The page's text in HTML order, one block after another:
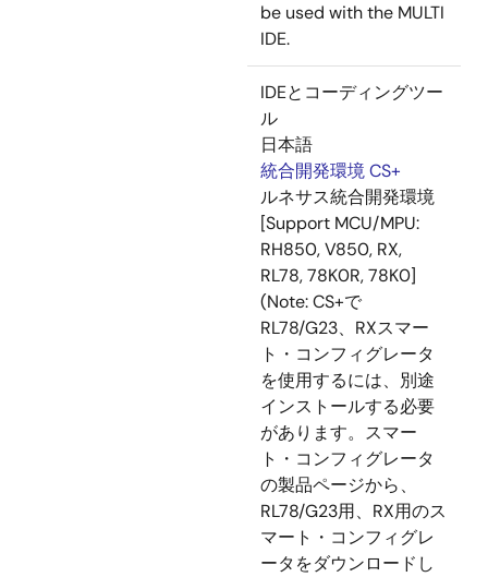
be used with the MULTI
IDE.
IDEとコーディングツー
ル
日本語
統合開発環境 CS+
ルネサス統合開発環境
[Support MCU/MPU:
RH850, V850, RX,
RL78, 78K0R, 78K0]
(Note: CS+で
RL78/G23、RXスマー
ト・コンフィグレータ
を使用するには、別途
インストールする必要
があります。スマー
ト・コンフィグレータ
の製品ページから、
RL78/G23用、RX用のス
マート・コンフィグレ
ータをダウンロードし